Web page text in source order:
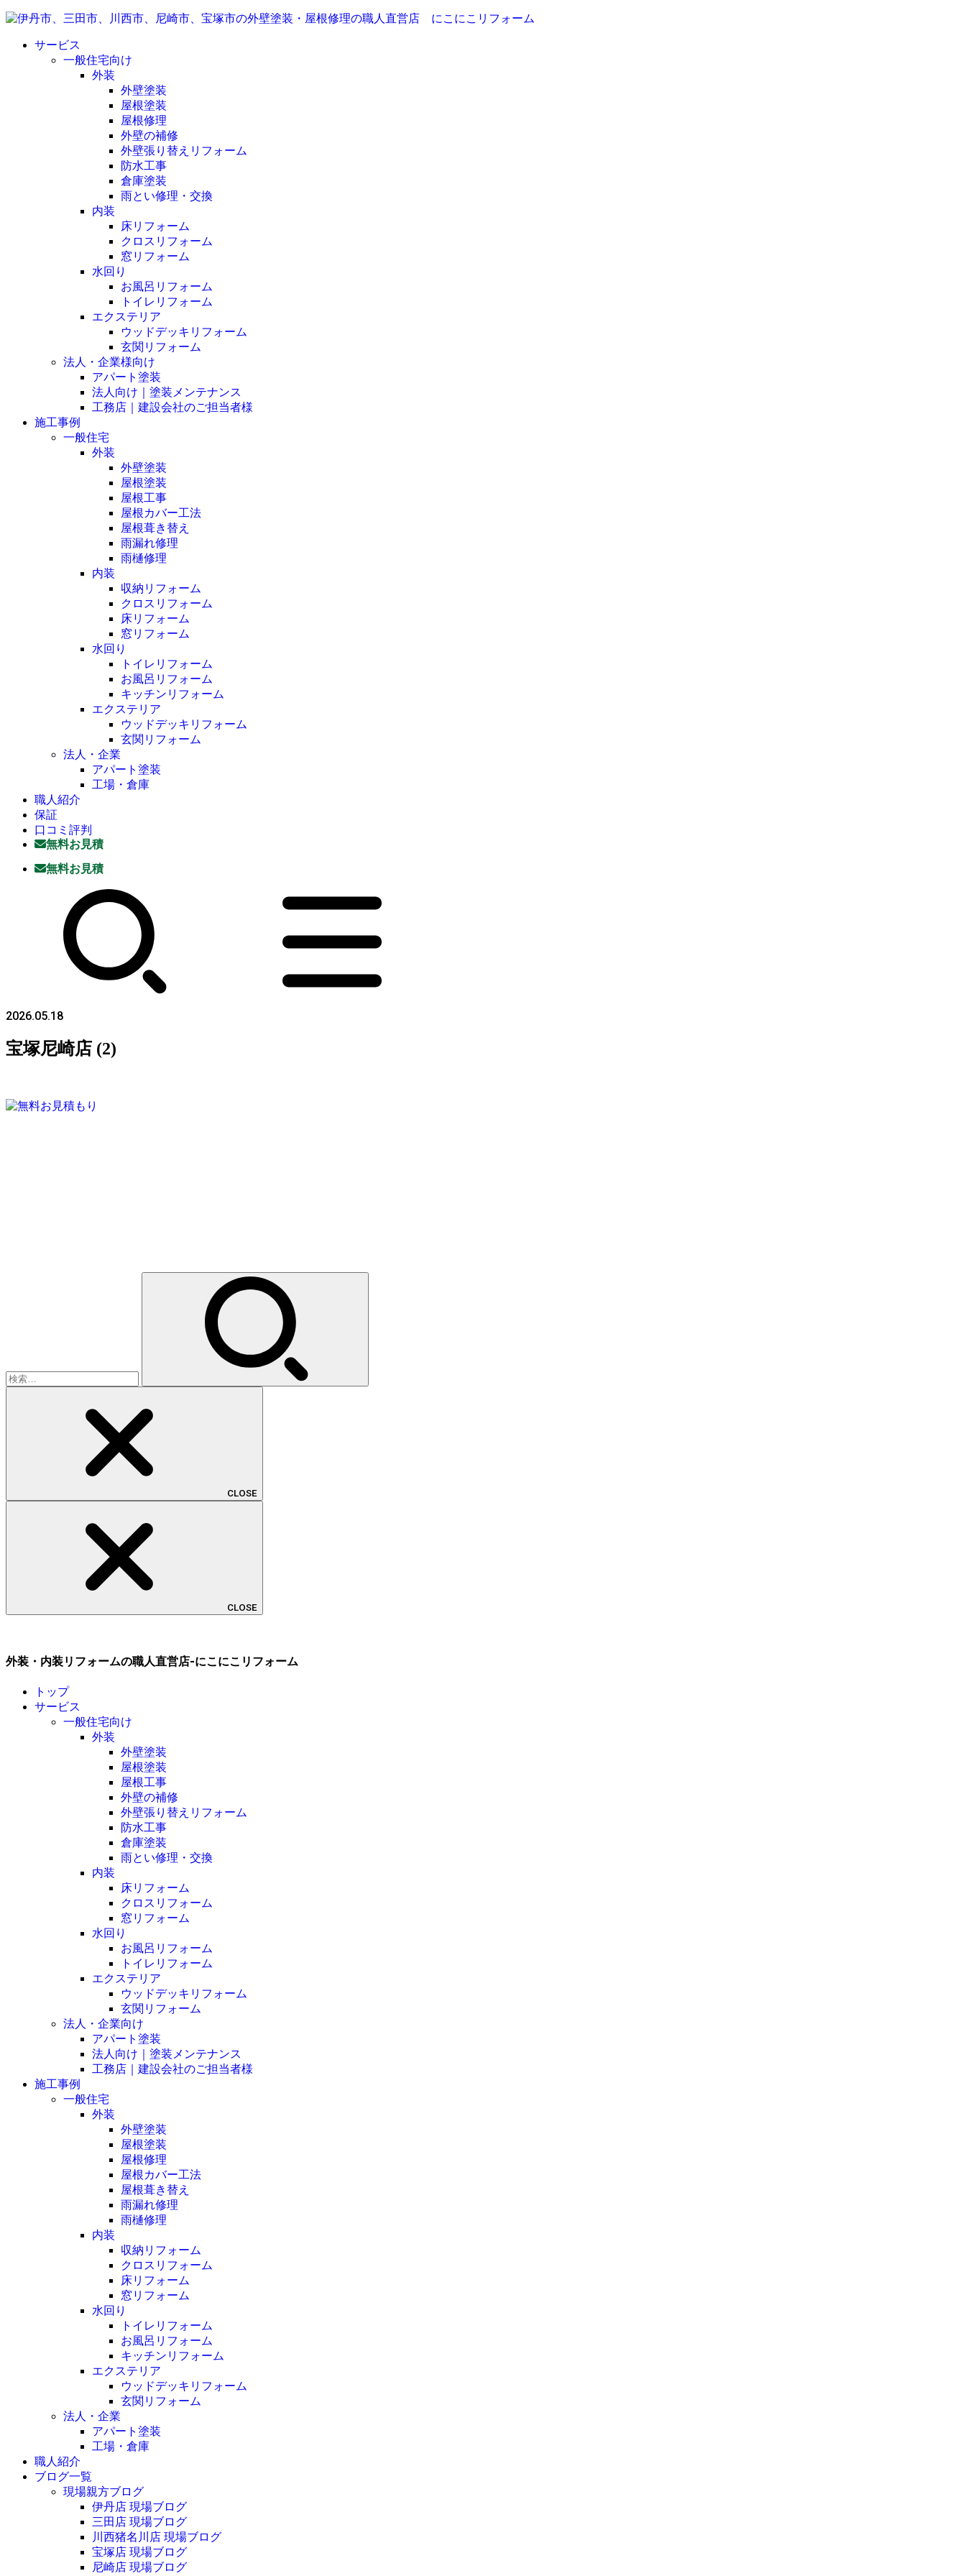
サービス
一般住宅向け
外装
外壁塗装
屋根塗装
屋根修理
外壁の補修
外壁張り替えリフォーム
防水工事
倉庫塗装
雨とい修理・交換
内装
床リフォーム
クロスリフォーム
窓リフォーム
水回り
お風呂リフォーム
トイレリフォーム
エクステリア
ウッドデッキリフォーム
玄関リフォーム
法人・企業様向け
アパート塗装
法人向け｜塗装メンテナンス
工務店｜建設会社のご担当者様
施工事例
一般住宅
外装
外壁塗装
屋根塗装
屋根工事
屋根カバー工法
屋根葺き替え
雨漏れ修理
雨樋修理
内装
収納リフォーム
クロスリフォーム
床リフォーム
窓リフォーム
水回り
トイレリフォーム
お風呂リフォーム
キッチンリフォーム
エクステリア
ウッドデッキリフォーム
玄関リフォーム
法人・企業
アパート塗装
工場・倉庫
職人紹介
保証
口コミ評判
無料お見積
無料お見積
2026.05.18
宝塚尼崎店 (2)
CLOSE
CLOSE
外装・内装リフォームの職人直営店-にこにこリフォーム
トップ
サービス
一般住宅向け
外装
外壁塗装
屋根塗装
屋根工事
外壁の補修
外壁張り替えリフォーム
防水工事
倉庫塗装
雨とい修理・交換
内装
床リフォーム
クロスリフォーム
窓リフォーム
水回り
お風呂リフォーム
トイレリフォーム
エクステリア
ウッドデッキリフォーム
玄関リフォーム
法人・企業向け
アパート塗装
法人向け｜塗装メンテナンス
工務店｜建設会社のご担当者様
施工事例
一般住宅
外装
外壁塗装
屋根塗装
屋根修理
屋根カバー工法
屋根葺き替え
雨漏れ修理
雨樋修理
内装
収納リフォーム
クロスリフォーム
床リフォーム
窓リフォーム
水回り
トイレリフォーム
お風呂リフォーム
キッチンリフォーム
エクステリア
ウッドデッキリフォーム
玄関リフォーム
法人・企業
アパート塗装
工場・倉庫
職人紹介
ブログ一覧
現場親方ブログ
伊丹店 現場ブログ
三田店 現場ブログ
川西猪名川店 現場ブログ
宝塚店 現場ブログ
尼崎店 現場ブログ